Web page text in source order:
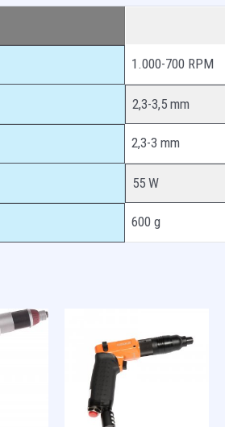
1.000-700 RPM
2,3-3,5 mm
2,3-3 mm
55 W
600 g